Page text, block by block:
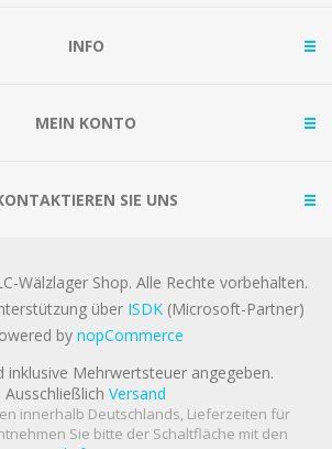
INFO
MEIN KONTO
SIE UNS
Wälzlager Shop. Alle Rechte vorbehalten.
über ISDK (Microsoft-Partner)
by nopCommerce
inklusive Mehrwertsteuer angegeben.
Ausschließlich Versand
innerhalb Deutschlands, Lieferzeiten für
Sie bitte der Schaltfläche mit den